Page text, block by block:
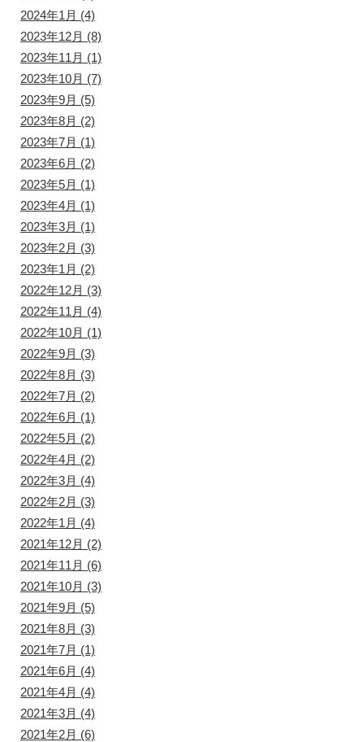
2024年1月 (4)
2023年12月 (8)
2023年11月 (1)
2023年10月 (7)
2023年9月 (5)
2023年8月 (2)
2023年7月 (1)
2023年6月 (2)
2023年5月 (1)
2023年4月 (1)
2023年3月 (1)
2023年2月 (3)
2023年1月 (2)
2022年12月 (3)
2022年11月 (4)
2022年10月 (1)
2022年9月 (3)
2022年8月 (3)
2022年7月 (2)
2022年6月 (1)
2022年5月 (2)
2022年4月 (2)
2022年3月 (4)
2022年2月 (3)
2022年1月 (4)
2021年12月 (2)
2021年11月 (6)
2021年10月 (3)
2021年9月 (5)
2021年8月 (3)
2021年7月 (1)
2021年6月 (4)
2021年4月 (4)
2021年3月 (4)
2021年2月 (6)